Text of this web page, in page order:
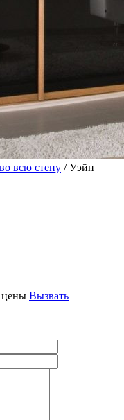
всю стену / Уэйн
цены Вызвать